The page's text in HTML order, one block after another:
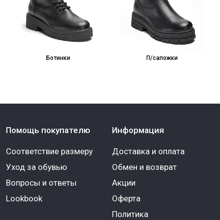
Ботинки П/сапожки
Помощь покупателю
Соответствие размеру
Уход за обувью
Вопросы и ответы
Lookbook
Информация
Доставка и оплата
Обмен и возврат
Акции
Оферта
Политика